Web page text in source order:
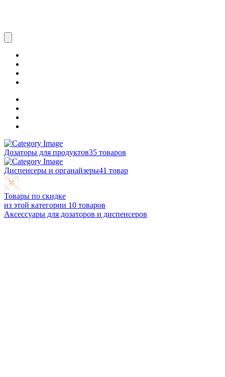
Дозаторы для продуктов35 товаров
Диспенсеры и органайзеры41 товар
Товары по скидке
из этой категории 10 товаров
Аксессуары для дозаторов и диспенсеров